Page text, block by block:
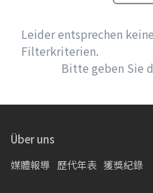
Leider entsprechen
Filterkriterien.
Bitte geben Sie
Über uns
媒體報導 歷代年表 獲獎紀錄